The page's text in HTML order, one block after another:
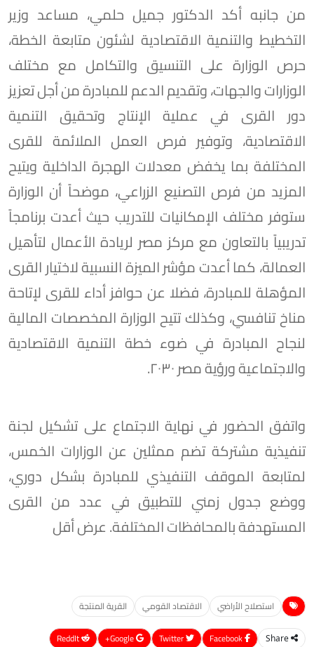
من جانبه أكد الدكتور جميل حلمي، مساعد وزير
التخطيط والتنمية الاقتصادية لشئون متابعة الخطة،
حرص الوزارة على التنسيق والتكامل مع مختلف
الوزارات والجهات، وتقديم الدعم للمبادرة من أجل تعزيز
دور القرى في عملية الإنتاج وتحقيق التنمية
الاقتصادية، وتوفير فرص العمل الملائمة للقرى
المختلفة بما يخفض معدلات الهجرة الداخلية ويتيح
المزيد من فرص التصنيع الزراعي، موضحاً أن الوزارة
ستوفر مختلف الإمكانيات للتدريب حيث أعدت برنامجاً
تدريبياً بالتعاون مع مركز مصر لريادة الأعمال لتأهيل
العمالة، كما أعدت مؤشر الميزة النسبية لاختيار القرى
المؤهلة للمبادرة، فضلا عن حوافز أداء للقرى لإتاحة
مناخ تنافسي، وكذلك تتيح الوزارة المخصصات المالية
لنجاح المبادرة في ضوء خطة التنمية الاقتصادية
والاجتماعية ورؤية مصر ٢٠٣٠.
واتفق الحضور في نهاية الاجتماع على تشكيل لجنة
تنفيذية مشتركة تضم ممثلين عن الوزارات الخمس،
لمتابعة الموقف التنفيذي للمبادرة بشكل دوري،
ووضع جدول زمني للتطبيق في عدد من القرى
المستهدفة بالمحافظات المختلفة. عرض أقل
استصلاح الأراضي الاقتصاد القومي القرية المنتجة
Share
Google+
ReddIt